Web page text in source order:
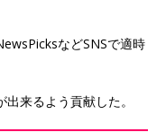
などSNSで適時
来るよう貢献した。